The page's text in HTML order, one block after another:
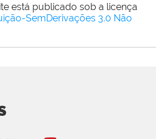
está publicado sob a licença
SemDerivações 3.0 Não